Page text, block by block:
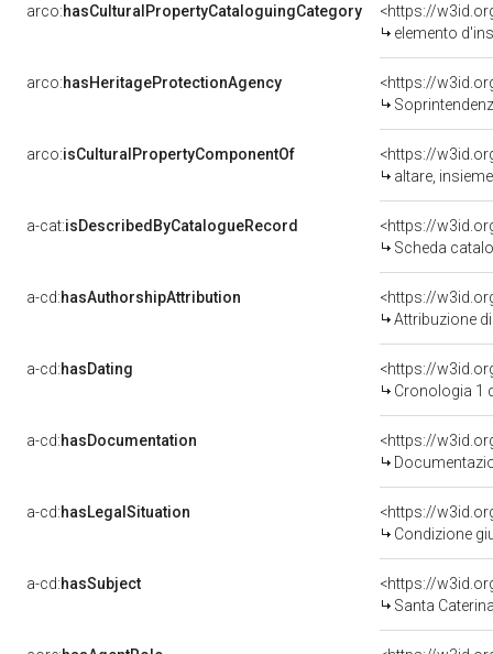
arco:hasCulturalPropertyCataloguingCategory
<https://
elemento
arco:hasHeritageProtectionAgency
<https://
arco:isCulturalPropertyComponentOf
<https://
altare,
a-cat:isDescribedByCatalogueRecord
<https://
Scheda
a-cd:hasAuthorshipAttribution
Attribuzione
a-cd:hasDating
<https://
Cronologia 1
a-cd:hasDocumentation
a-cd:hasLegalSituation
Condizione
a-cd:hasSubject
<https://
Santa